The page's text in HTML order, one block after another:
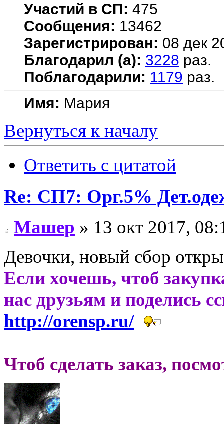
Участий в СП: 475
Сообщения: 13462
Зарегистрирован: 08 дек
Благодарил (а): 3228 раз.
Поблагодарили: 1179 раз.
Имя: Мария
Вернуться к началу
Ответить с цитатой
Re: СП7: Орг.5%
Машер » 13 окт 2017,
Девочки, новый сбор
Если хочешь, чтоб
нас друзьям и поделись
http://orensp.ru/
Чтоб сделать заказ,